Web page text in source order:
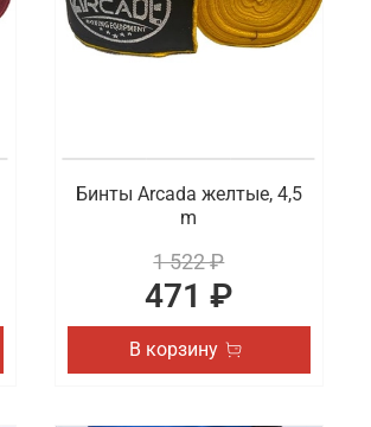
Бинты Arcada желтые, 4,5
m
1 522 ₽
471 ₽
В корзину